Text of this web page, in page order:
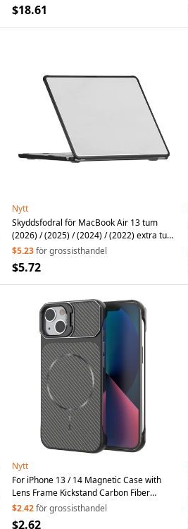
$18.61
Nytt
Skyddsfodral för MacBook Air 13 tum
(2026) / (2025) / (2024) / (2022) extra tunt
hårdskal i PC/TPU med fördjupade hörn –
Transparent svart
$5.23för grossisthandel
$5.72
Nytt
For iPhone 13 / 14 Magnetic Case with
Lens Frame Kickstand Carbon Fiber
Texture Hard PC Half-Wrapped Phone
Cover - Black
$2.42för grossisthandel
$2.62